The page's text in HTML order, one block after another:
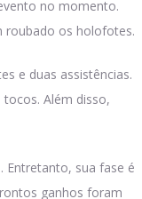
no momento.
roubado os holofotes.
e duas assistências.
Além disso,
Entretanto, sua fase é
ganhos foram